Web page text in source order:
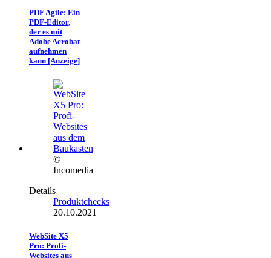
PDF Agile: Ein
PDF-Editor,
der es mit
Adobe Acrobat
aufnehmen
kann [Anzeige]
©
Incomedia
Details
Produktchecks
20.10.2021
WebSite X5
Pro: Profi-
Websites aus